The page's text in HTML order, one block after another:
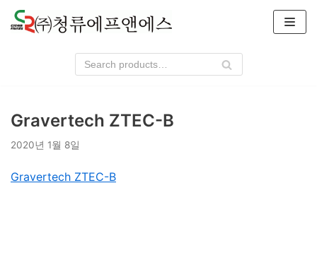
콘
텐
뛰
기
Gravertech ZTEC-B
2020년 1월 8일
Gravertech ZTEC-B